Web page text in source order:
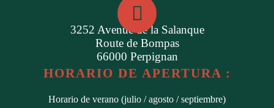
3252 Avenue de la Salanque
Route de Bompas
66000 Perpignan
HORARIO DE APERTURA :
Horario de verano (julio / agosto / septiembre)